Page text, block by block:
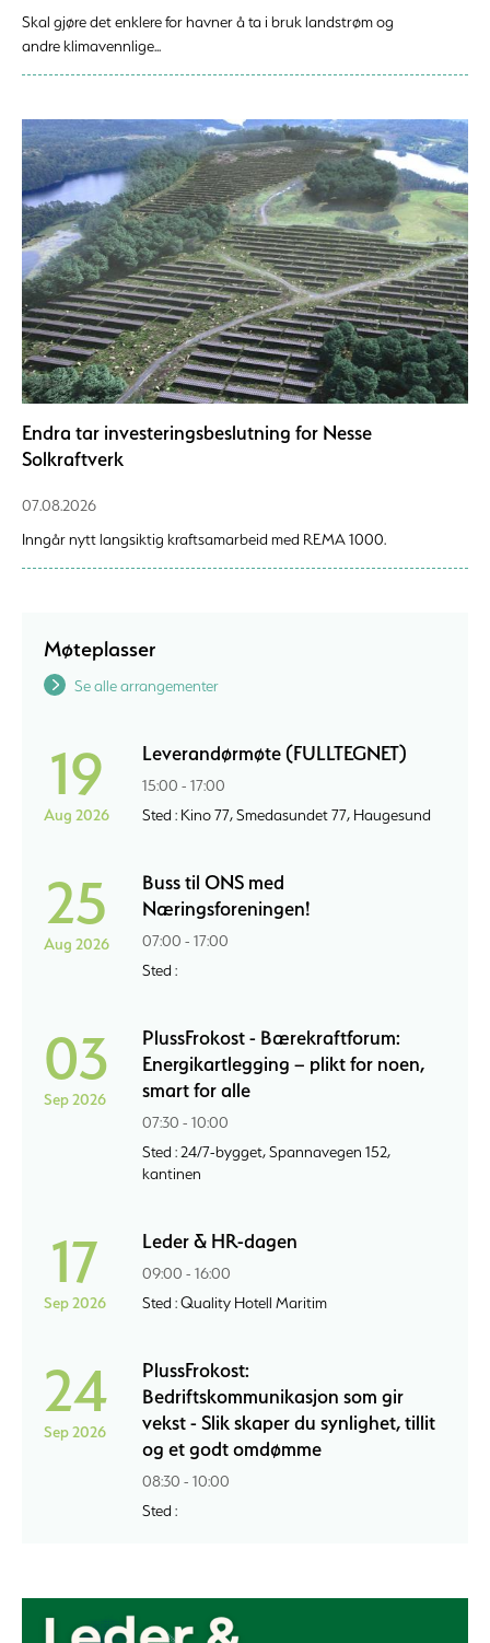
Skal gjøre det enklere for havner å ta i bruk landstrøm og
andre klimavennlige...
Endra tar investeringsbeslutning for Nesse
Solkraftverk
07.08.2026
Inngår nytt langsiktig kraftsamarbeid med REMA 1000.
Møteplasser
Se alle arrangementer
19
Aug 2026
Leverandørmøte (FULLTEGNET)
15:00 - 17:00
Sted : Kino 77, Smedasundet 77, Haugesund
25
Aug 2026
Buss til ONS med
Næringsforeningen!
07:00 - 17:00
Sted :
03
Sep 2026
PlussFrokost - Bærekraftforum:
Energikartlegging – plikt for noen,
smart for alle
07:30 - 10:00
Sted : 24/7-bygget, Spannavegen 152,
kantinen
17
Sep 2026
Leder & HR-dagen
09:00 - 16:00
Sted : Quality Hotell Maritim
24
Sep 2026
PlussFrokost:
Bedriftskommunikasjon som gir
vekst - Slik skaper du synlighet, tillit
og et godt omdømme
08:30 - 10:00
Sted :